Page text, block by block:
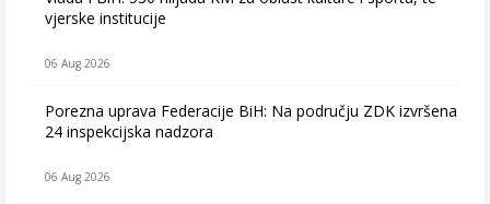
vjerske institucije
06 Aug 2026
Porezna uprava Federacije BiH: Na području ZDK izvršena
24 inspekcijska nadzora
06 Aug 2026